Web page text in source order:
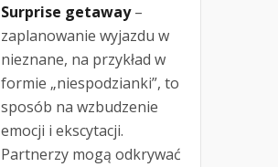
Surprise getaway–
zaplanowanie wyjazdu w
nieznane, na przykład w
formie „niespodzianki”, to
sposób na wzbudzenie
emocji i ekscytacji.
Partnerzy mogą odkrywać